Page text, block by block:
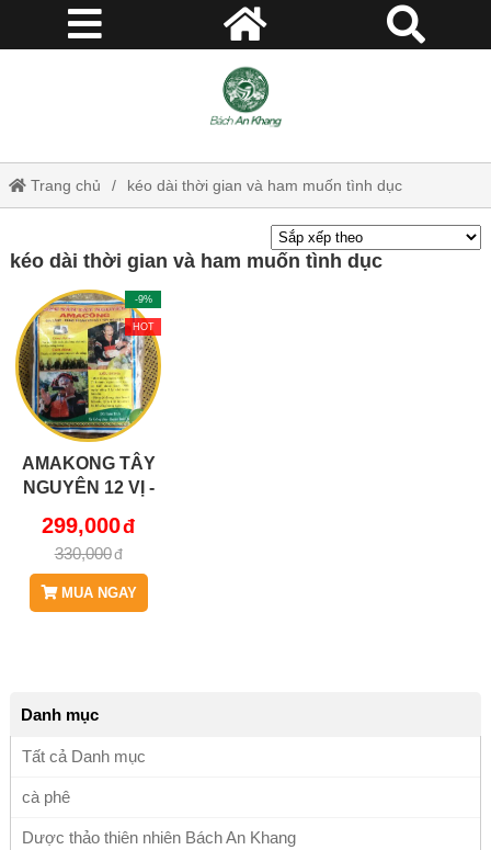
Trang chủ kéo dài thời gian và ham muốn tình dục
kéo dài thời gian và ham muốn tình dục
-9%
HOT
AMAKONG TÂY
NGUYÊN 12 VỊ -
TRUYỀN CỦA
VUA VOI - JD054
299,000
330,000
MUA NGAY
Danh mục
Tất cả Danh mục
cà phê
Dược thảo thiên nhiên Bách An Khang